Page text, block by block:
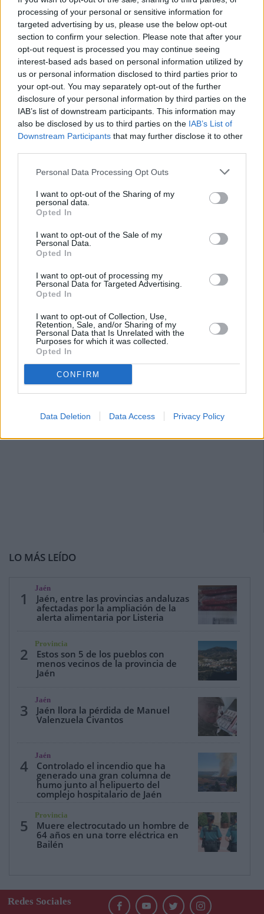
processing of your personal or sensitive information for
targeted advertising by us, please use the below opt-out
section to confirm your selection. Please note that after your
opt-out request is processed you may continue seeing
interest-based ads based on personal information utilized by
us or personal information disclosed to third parties prior to
your opt-out. You may separately opt-out of the further
disclosure of your personal information by third parties on the
IAB’s list of downstream participants. This information may
also be disclosed by us to third parties on the IAB’s List of
Downstream Participants that may further disclose it to other
Personal Data Processing Opt Outs
I want to opt-out of the Sharing of my
personal data.
Opted In
I want to opt-out of the Sale of my
Personal Data.
Opted In
I want to opt-out of processing my
Personal Data for Targeted Advertising.
Opted In
I want to opt-out of Collection, Use,
Retention, Sale, and/or Sharing of my
Personal Data that Is Unrelated with the
Purposes for which it was collected.
Opted In
CONFIRM
Data Deletion Data Access Privacy Policy
LO MÁS LEÍDO
1
Jaén
Jaén, entre las provincias andaluzas
afectadas por la ampliación de la
alerta alimentaria por Listeria
2
Provincia
Estos son 5 de los pueblos con
menos vecinos de la provincia de
Jaén
3
Jaén
Jaén llora la pérdida de Manuel
Valenzuela Civantos
4
Jaén
Controlado el incendio que ha
generado una gran columna de
humo junto al helipuerto del
complejo hospitalario de Jaén
5
Provincia
Muere electrocutado un hombre de
64 años en una torre eléctrica en
Bailén
Redes Sociales